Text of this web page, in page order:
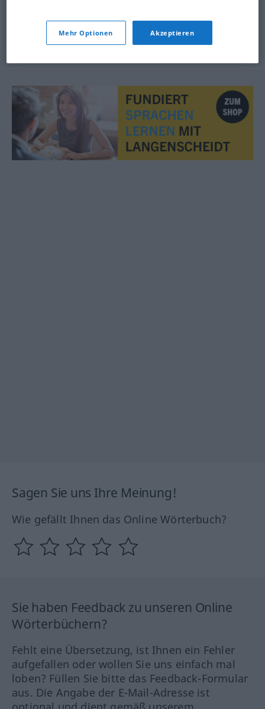
Rückkehr,Auferweckung,Renaissance
Sagen Sie uns Ihre Meinung!
Wie gefällt Ihnen das Online Wörterbuch?
Sie haben Feedback zu unseren Online
Wörterbüchern?
Fehlt eine Übersetzung, ist Ihnen ein Fehler
aufgefallen oder wollen Sie uns einfach mal
loben? Füllen Sie bitte das Feedback-Formular
aus. Die Angabe der E-Mail-Adresse ist
Mehr Optionen Akzeptieren